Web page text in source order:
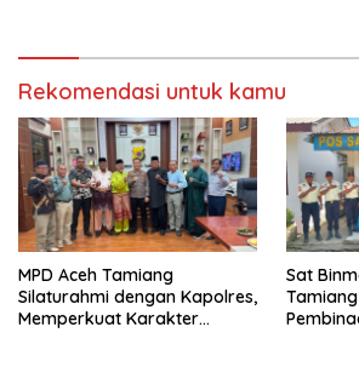
Rekomendasi untuk kamu
MPD Aceh Tamiang
Silaturahmi dengan Kapolres,
Memperkuat Karakter
Sat